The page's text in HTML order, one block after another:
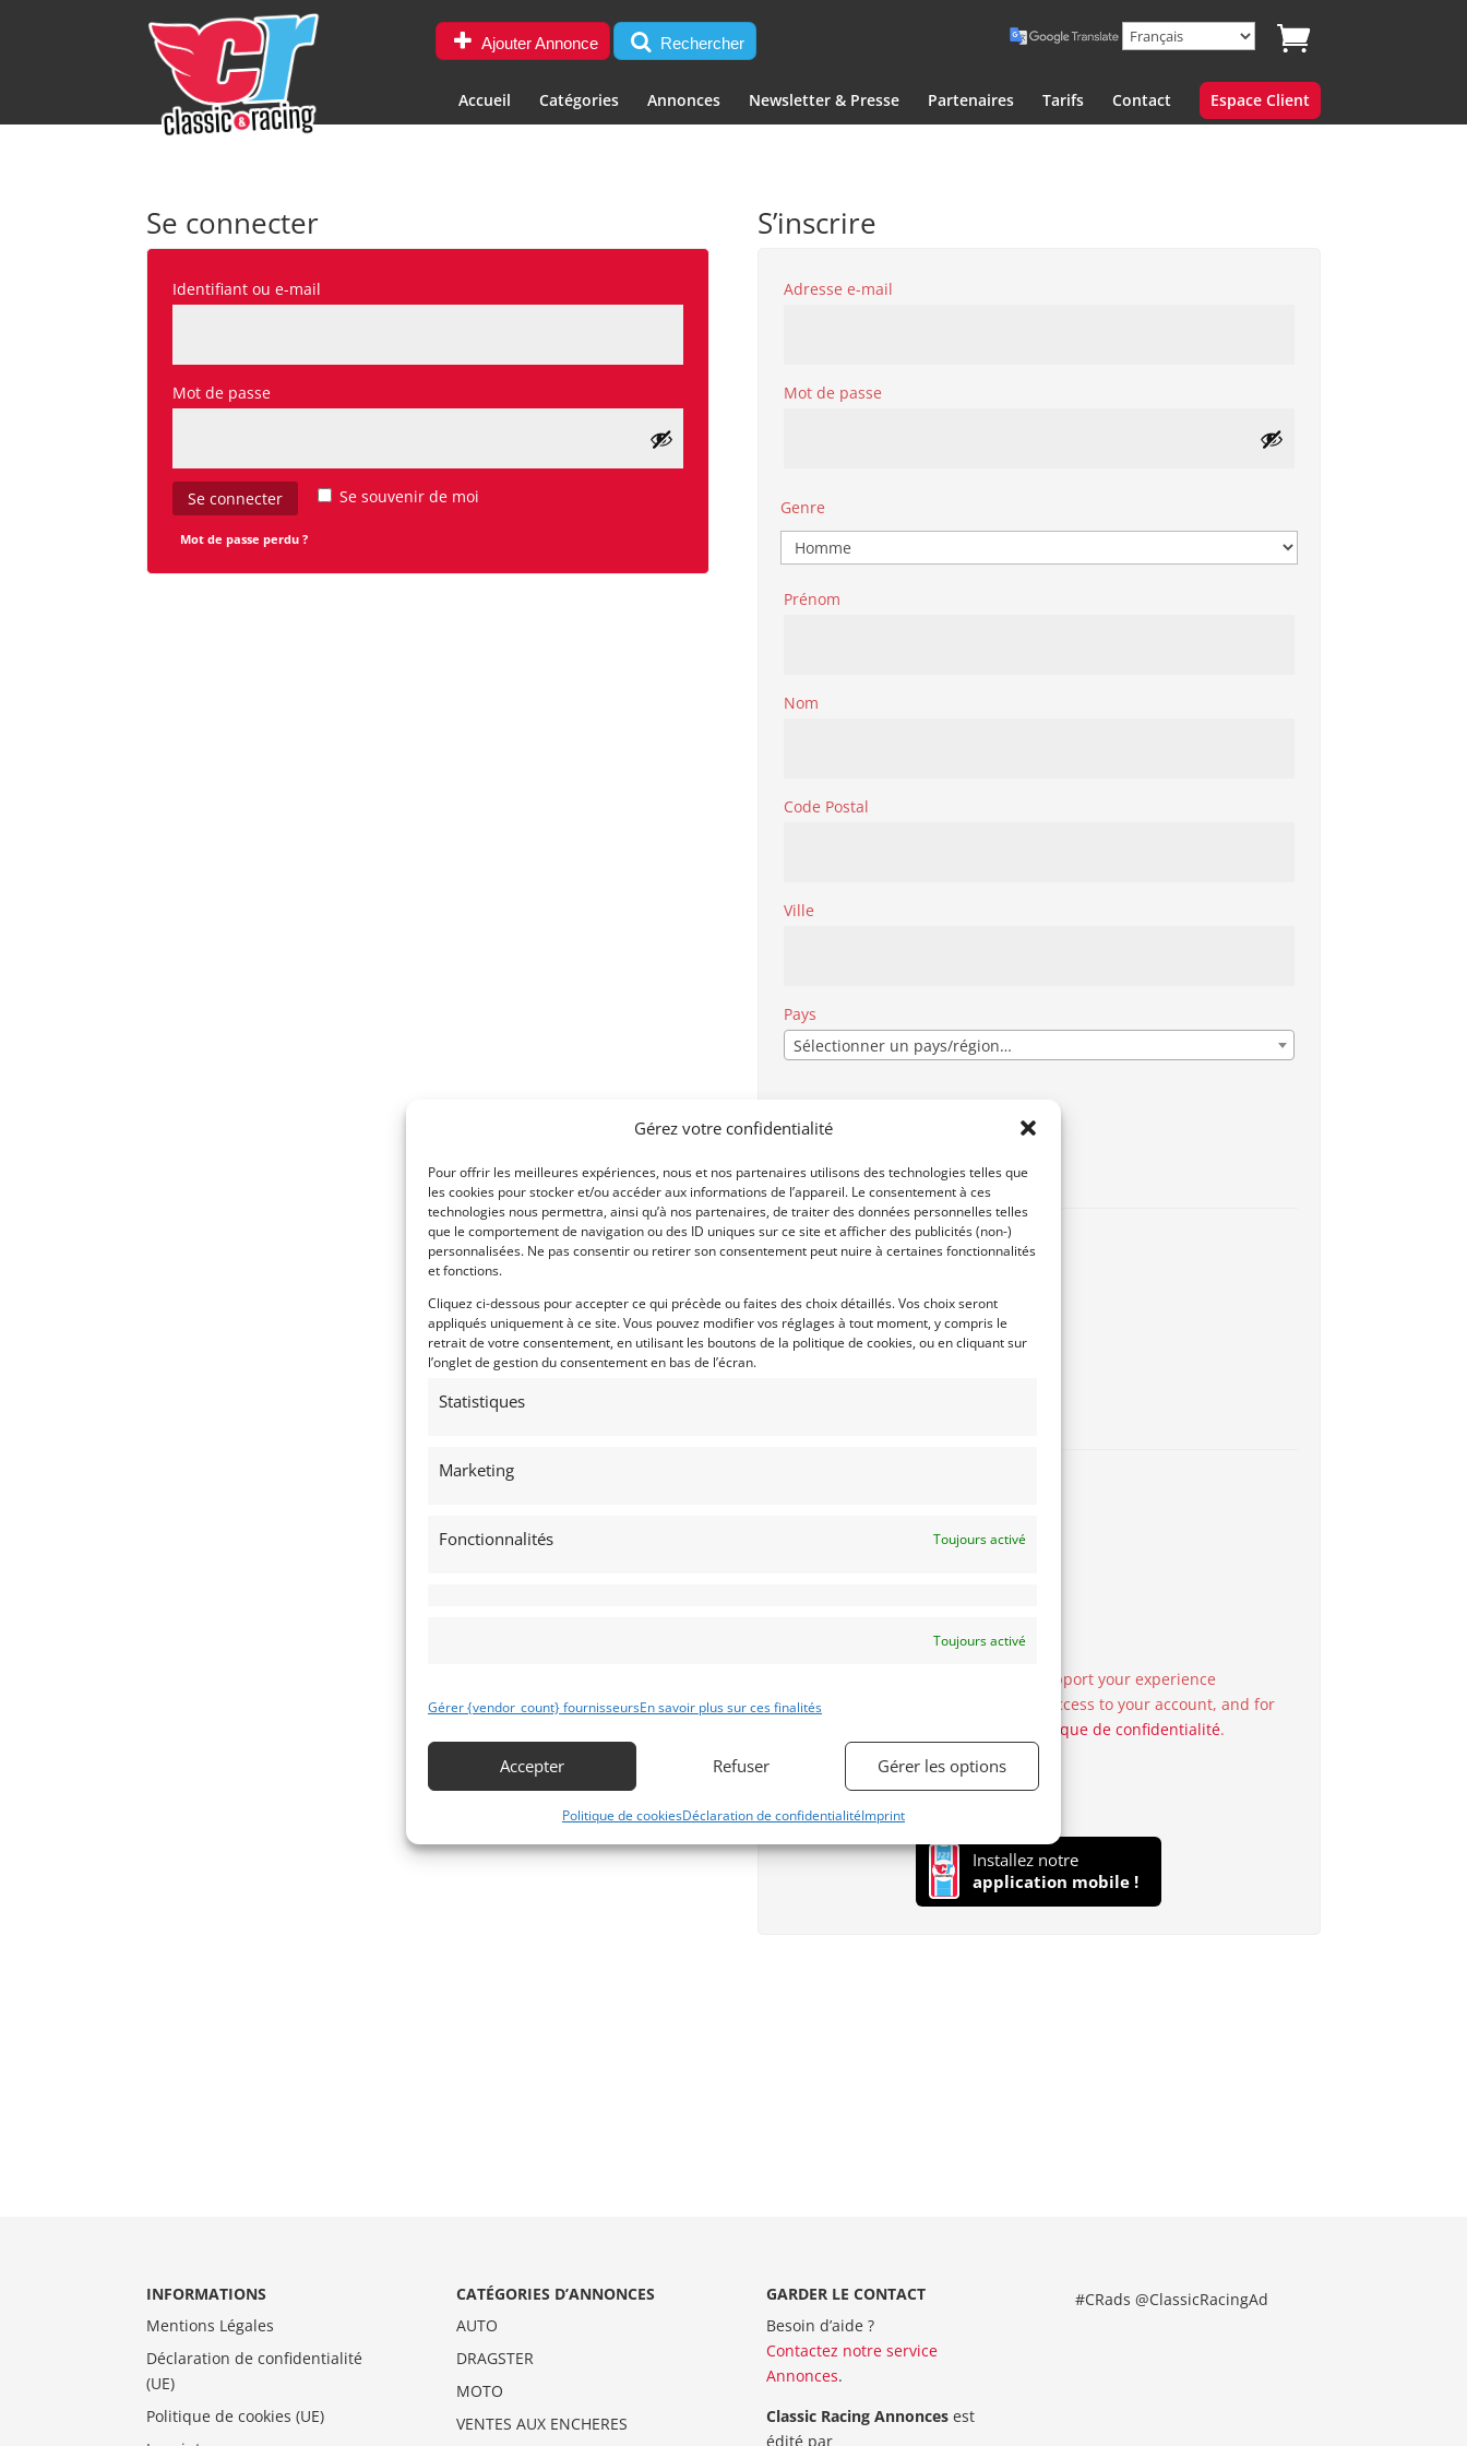
Gérez votre confidentialité
Pour offrir les meilleures expériences, nous et nos partenaires utilisons des technologies telles que
les cookies pour stocker et/ou accéder aux informations de l’appareil. Le consentement à ces
technologies nous permettra, ainsi qu’à nos partenaires, de traiter des données personnelles telles
que le comportement de navigation ou des ID uniques sur ce site et afficher des publicités (non-)
personnalisées. Ne pas consentir ou retirer son consentement peut nuire à certaines fonctionnalités
et fonctions.
Cliquez ci-dessous pour accepter ce qui précède ou faites des choix détaillés. Vos choix seront
appliqués uniquement à ce site. Vous pouvez modifier vos réglages à tout moment, y compris le
retrait de votre consentement, en utilisant les boutons de la politique de cookies, ou en cliquant sur
l’onglet de gestion du consentement en bas de l’écran.
Statistiques
Marketing
Fonctionnalités Toujours activé
Toujours activé
Gérer {vendor_count} fournisseursEn savoir plus sur ces finalités
Accepter Refuser Gérer les options
Politique de cookiesDéclaration de confidentialitéImprint
Ajouter Annonce Rechercher
Accueil Catégories Annonces Newsletter & Presse Partenaires Tarifs Contact Espace Client
Se connecter
Identifiant ou e-mail
Mot de passe
Se souvenir de moi
Se connecter
Mot de passe perdu ?
S’inscrire
Adresse e-mail
Mot de passe
Genre
Prénom
Nom
Code Postal
Ville
Pays
Sélectionner un pays/région…
Profil
Centres d'intérêt
MONOPLACES
SPORT-PROTO
GT/TOURISME/RALLYE
Your personal data will be used to support your experience
throughout this website, to manage access to your account, and for
politique de confidentialité.
S’inscrire
Installez notre
application mobile !
INFORMATIONS
Mentions Légales
Déclaration de confidentialité
(UE)
Politique de cookies (UE)
CATÉGORIES D’ANNONCES
AUTO
DRAGSTER
MOTO
VENTES AUX ENCHERES
GARDER LE CONTACT
Besoin d’aide ?
Contactez notre service
Annonces.
Classic Racing Annoncesest
édité par
#CRads @ClassicRacingAd